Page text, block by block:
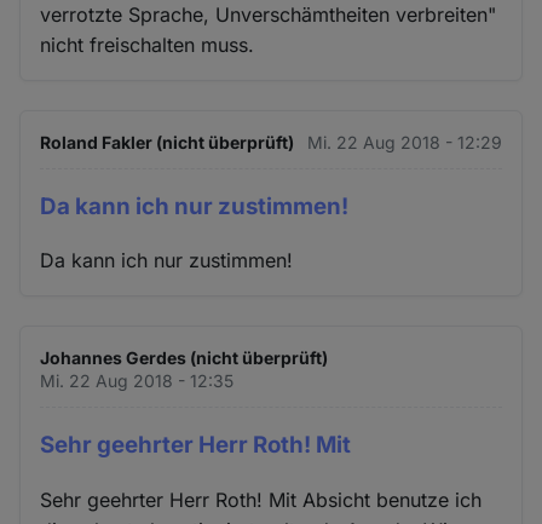
verrotzte Sprache, Unverschämtheiten verbreiten"
nicht freischalten muss.
Roland Fakler (nicht überprüft) Mi. 22 Aug 2018 - 12:29
Da kann ich nur zustimmen!
Da kann ich nur zustimmen!
Johannes Gerdes (nicht überprüft)
Mi. 22 Aug 2018 - 12:35
Sehr geehrter Herr Roth! Mit
Sehr geehrter Herr Roth! Mit Absicht benutze ich